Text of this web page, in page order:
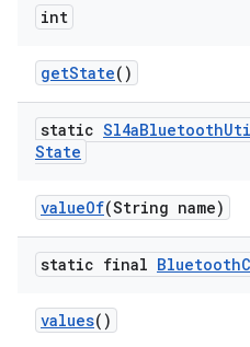
int
getState()
static Sl4aBluetooth
State
valueOf(String name)
static final Bluetooth
values()